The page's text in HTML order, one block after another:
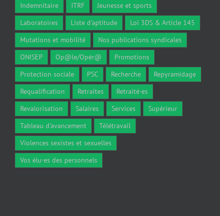
Indemnitaire
ITRF
Jeunesse et sports
Laboratoires
Liste d'aptitude
Loi 3DS & Article 145
Mutations et mobilité
Nos publications syndicales
ONISEP
Op@le/Opér@
Promotions
Protection sociale
PSC Recherche
Repyramidage
Requalification
Retraites
Retraité·es
Revalorisation
Salaires Services
Supérieur
Tableau d'avancement
Télétravail
Violences sexistes et sexuelles
Vos élu·es des personnels